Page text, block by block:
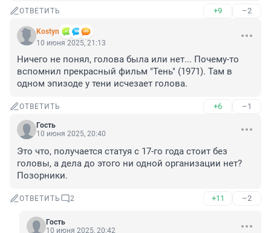
ОТВЕТИТЬ +9 –2
Kostyn
10 июня 2025, 21:13
Ничего не понял, голова была или нет... Почему-то
вспомнил прекрасный фильм "Тень" (1971). Там в
одном эпизоде у тени исчезает голова.
ОТВЕТИТЬ +6 –1
Гость
10 июня 2025, 20:40
Это что, получается статуя с 17-го года стоит без
головы, а дела до этого ни одной организации нет?
Позорники.
ОТВЕТИТЬ 2 +11 –2
Гость
10 июня 2025, 20:42